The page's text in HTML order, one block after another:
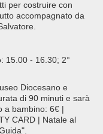
per costruire con
accompagnato da
15.00 - 16.30; 2°
Diocesano e
di 90 minuti e sarà
a bambino: 6€ |
CARD | Natale al